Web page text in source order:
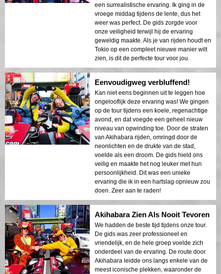
een surrealistische ervaring. Ik ging in de
vroege middag tijdens de lente, dus het
weer was perfect. De gids zorgde voor
onze veiligheid terwijl hij de ervaring
geweldig maakte. Als je van rijden houdt en
Tokio op een compleet nieuwe manier wilt
zien, is dit de perfecte tour voor jou.
Eenvoudigweg verbluffend!
Kan niet eens beginnen uit te leggen hoe
ongelooflijk deze ervaring was! We gingen
op de tour tijdens een koele, regenachtige
avond, en dat voegde een geheel nieuw
niveau van opwinding toe. Door de straten
van Akihabara rijden, omringd door de
neonlichten en de drukte van de stad,
voelde als een droom. De gids hield ons
veilig en maakte het nog leuker met hun
persoonlijkheid. Dit was een unieke
ervaring die ik in een hartslag opnieuw zou
doen. Zeer aan te raden!
Akihabara Zien Als Nooit Tevoren
We hadden de beste tijd tijdens onze tour.
De gids was zeer professioneel en
vriendelijk, en de hele groep voelde zich
onderdeel van de ervaring. De route door
Akihabara leidde ons langs enkele van de
meest iconische plekken, waaronder de